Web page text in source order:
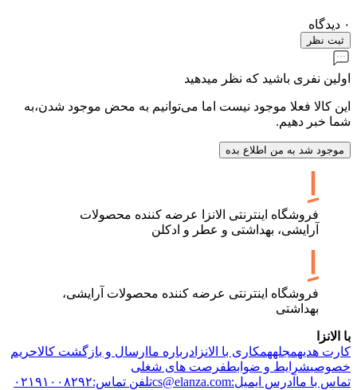
۰ دیدگاه
ثبت نظر
اولین نفری باشید که نظر میدهید
این کالا فعلا موجود نیست اما می‌توانیم به محض موجود شدن،به
شما خبر دهیم.
موجود شد به من اطلاع بده
فروشگاه اینترنتی الانزا عرضه کننده محصولات
آرایشی، بهداشتی و عطر و ادکلن
فروشگاه اینترنتی عرضه کننده محصولات آرایشی،
بهداشتی
با الانزا
کارت هدیهمجلههمکاری با الانزا درباره ما ارسال و بازگشت کالاحریم
خصوصیشرایط و ضوابطفرصت های شغلی
تماس با ما آدرس ایمیل:cs@elanza.com تلفن تماس:۰۲۱۹۱۰۰۸۲۹۲